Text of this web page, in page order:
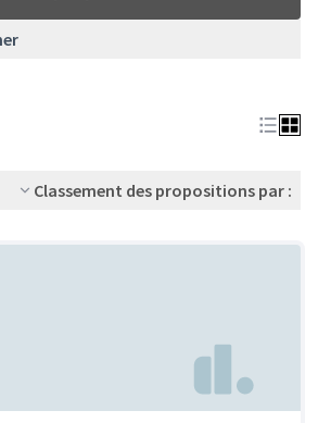
Classement des propositions par :